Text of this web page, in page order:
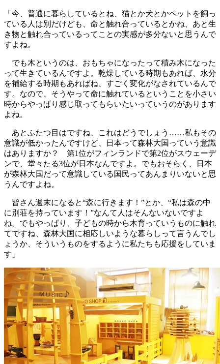
「今、普通に暮らしているとね、猫とか犬とかペットを飼っ
ている人は別だけども、命と触れ合っているとかね、あと生
き物と触れ合っているってことの実感が多分ないと思うんで
すよね。
でも木というのは、おもちゃになったって積み木になった
って生きているんですよ。乾燥している時期もあれば、水分
を補給する時期もあればね、すごく変化がなされているんで
す。なので、そうやって命に触れているということを小さい
時からやっぱり感じ取ってもらいたいっていうのがあります
よね。
あとふたつ目はですね、これはどうでしょう……私もその
意識が低かったんですけど、日本って森林大国っていう意識
はありますか？ 第1位がフィンランドで第2位がスウェーデ
ンで、堂々たる3位が日本なんですよ。でもおそらく、日本
が森林大国だって意識している国民ってあんまりいないと思
うんですよね。
皆さん週末になると“森に行きます！”とか、“私は森の中
に別荘を持っています！”なんて人はそんないないですよ
ね。でもやっぱり、子どもの時から木育っていうものに触れ
てですね、森林大国に相応しいような暮らしって言うんでし
ょうか、そういうものをするように私たちも応援をしていま
す」